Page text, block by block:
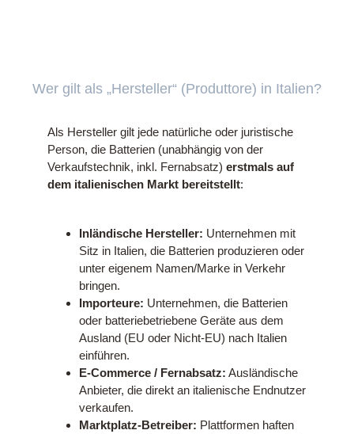
Wer gilt als „Hersteller“ (Produttore) in Italien?
Als Hersteller gilt jede natürliche oder juristische
Person, die Batterien (unabhängig von der
Verkaufstechnik, inkl. Fernabsatz) erstmals auf
dem italienischen Markt bereitstellt:
Inländische Hersteller: Unternehmen mit
Sitz in Italien, die Batterien produzieren oder
unter eigenem Namen/Marke in Verkehr
bringen.
Importeure: Unternehmen, die Batterien
oder batteriebetriebene Geräte aus dem
Ausland (EU oder Nicht-EU) nach Italien
einführen.
E-Commerce / Fernabsatz: Ausländische
Anbieter, die direkt an italienische Endnutzer
verkaufen.
Marktplatz-Betreiber: Plattformen haften